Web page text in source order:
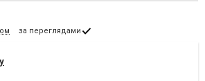
за переглядами